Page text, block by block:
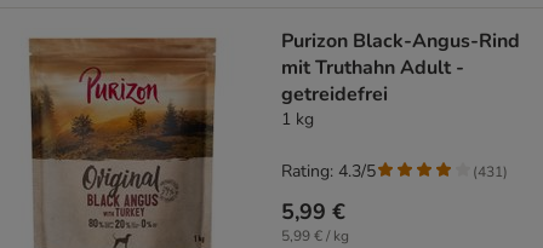
Purizon Black-Angus-Rind
mit Truthahn Adult -
getreidefrei
1 kg
5,99 €
5,99 € / kg
Rating: 4.3/5 (431)